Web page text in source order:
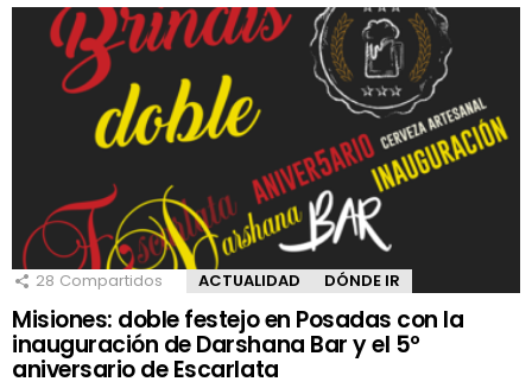
28 Compartidos ACTUALIDAD DÓNDE IR
Misiones: doble festejo en Posadas con la
inauguración de Darshana Bar y el 5º
aniversario de Escarlata